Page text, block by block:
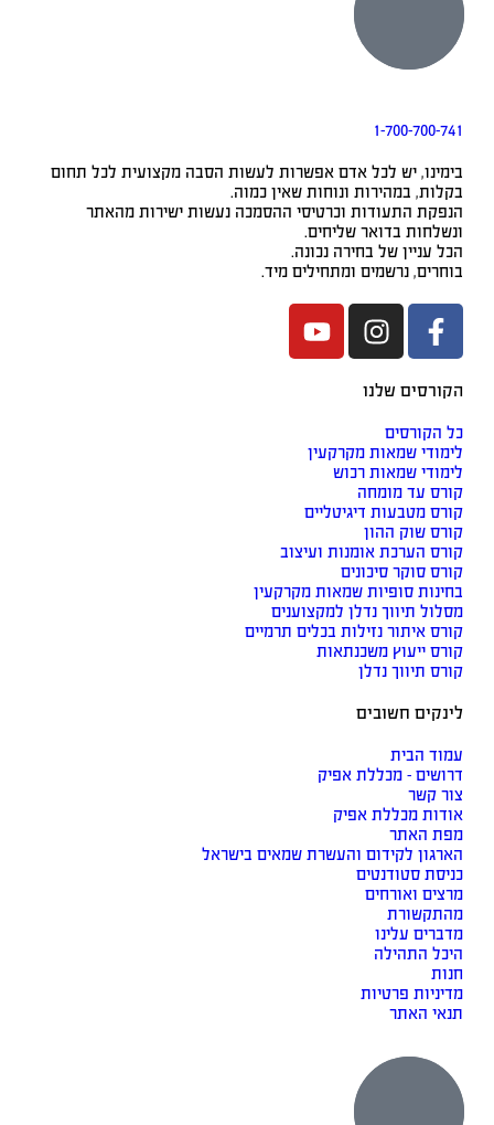
1-700-700-741
בימינו, יש לכל אדם אפשרות לעשות הסבה מקצועית לכל תחום
בקלות, במהירות ונוחות שאין כמוה.
הנפקת התעודות וכרטיסי ההסמכה נעשות ישירות מהאתר
ונשלחות בדואר שליחים.
הכל עניין של בחירה נכונה.
בוחרים, נרשמים ומתחילים מיד.
הקורסים שלנו
כל הקורסים
לימודי שמאות מקרקעין
לימודי שמאות רכוש
קורס עד מומחה
קורס מטבעות דיגיטליים
קורס שוק ההון
קורס הערכת אומנות ועיצוב
קורס סוקר סיכונים
בחינות סופיות שמאות מקרקעין
מסלול תיווך נדלן למקצוענים
קורס איתור נזילות בכלים תרמיים
קורס ייעוץ משכנתאות
קורס תיווך נדלן
לינקים חשובים
עמוד הבית
דרושים - מכללת אפיק
צור קשר
אודות מכללת אפיק
מפת האתר
הארגון לקידום והעשרת שמאים בישראל
כניסת סטודנטים
מרצים ואורחים
מהתקשורת
מדברים עלינו
היכל התהילה
חנות
מדיניות פרטיות
תנאי האתר